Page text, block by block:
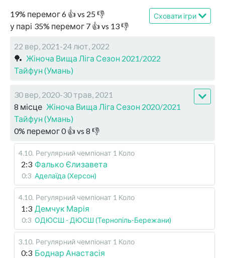
19% перемог6 👍 vs 25👎
у парі 35% перемог 7 👍 vs 13👎
Сховати ігри
22 вер, 2021-24 лют, 2022
🏓 Жіноча Вища Ліга Сезон 2021/2022
Тайфун (Умань)
30 вер, 2020-30 трав, 2021
8 місце Жіноча Вища Ліга Сезон 2020/2021
Тайфун (Умань)
0% перемог0👍 vs 8 👎
4.10. Регулярний чемпіонат 1 Коло
2:3 Фалько Єлизавета
0:3 Аделаїда (Херсон)
4.10. Регулярний чемпіонат 1 Коло
1:3 Демчук Марія
0:3 ОДЮСШ - ДЮСШ (Тернопіль-Бережани)
3.10. Регулярний чемпіонат 1 Коло
0:3 Боднар Анастасія